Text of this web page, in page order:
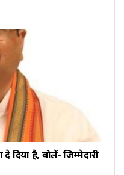
दिया है, बोलें- जिम्मेदारी